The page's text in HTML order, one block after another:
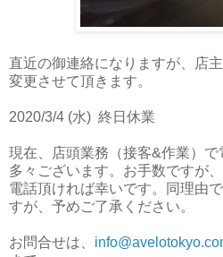
直近の御連絡になりますが、店
変更させて頂きます。
2020/3/4 (水) 終日休業
現在、店頭業務（接客&作業）
多々ございます。お手数ですが
電話頂ければ幸いです。同理由
すが、予めご了承ください。
お問合せは、